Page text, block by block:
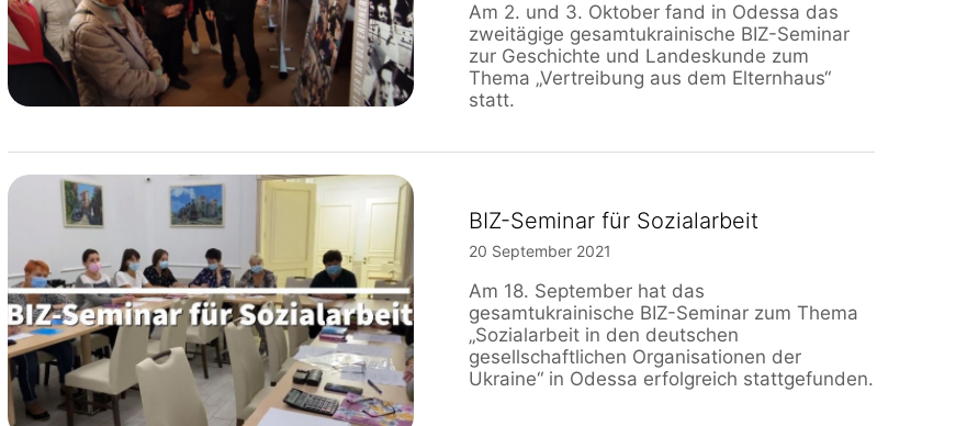
Am 2. und 3. Oktober fand in Odessa das
zweitägige gesamtukrainische BIZ-Seminar
zur Geschichte und Landeskunde zum
Thema „Vertreibung aus dem Elternhaus“
statt.
BIZ-Seminar für Sozialarbeit
20 September 2021
Am 18. September hat das
gesamtukrainische BIZ-Seminar zum Thema
„Sozialarbeit in den deutschen
gesellschaftlichen Organisationen der
Ukraine“ in Odessa erfolgreich stattgefunden.